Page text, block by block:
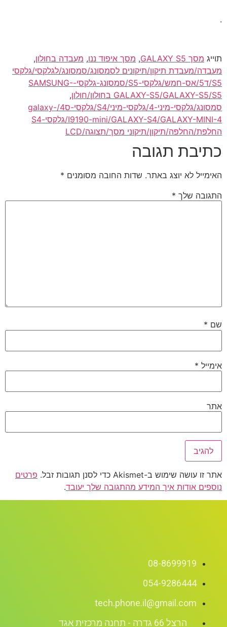
.
תוייג מסך GALAXY S5 , מסך איפוד ננו, מעבדה בחולון,
מעבדה/מעבדת תיקון/תיקונים לסמסונג/סמסונג/לגלקסי/גלקסי
S5/ד5/אס-חמש/גלקסי-S5/סמסונג-גלקסי-SAMSUNG-
GALAXY-S5/GALAXY-S5/S5 בחולון/חולון
,
סמסונג/גלקסי-מיני-4/גלקסי-מיני/S4/גלקסי-ס4/galaxy-
I9190-mini/GALAXY-S4/GALAXY-MINI-4/גלקסי-S4
החלפת/החלפה/תיקון/תיקוני מסך/תצוגה/LCD
כתיבת תגובה
האימייל לא יוצג באתר. שדות החובה מסומנים *
התגובה שלך *
שם *
אימייל *
אתר
אתר זו עושה שימוש ב-Akismet כדי לסנן תגובות זבל.
פרטים
נוספים אודות איך המידע מהתגובה שלך יעובד.
08-8699919
054-9286444
tech.phone.il@gmail.com
הרצל 66 גדרה - תחנה מרכזית אגד